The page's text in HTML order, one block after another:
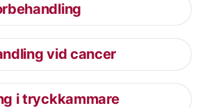
vid cancer
i tryckkammare